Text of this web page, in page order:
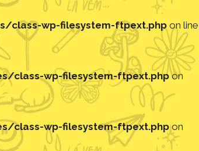
wp-filesystem-ftpext.php on line
class-wp-filesystem-ftpext.phpon
class-wp-filesystem-ftpext.phpon